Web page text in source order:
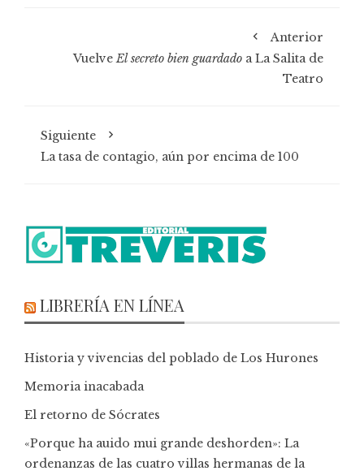
Anterior
VuelveEl secreto bien guardado a La Salita de
Teatro
Siguiente
La tasa de contagio, aún por encima de 100
LIBRERÍA EN LÍNEA
Historia y vivencias del poblado de Los Hurones
Memoria inacabada
El retorno de Sócrates
«Porque ha auido mui grande deshorden»: La
ordenanzas de las cuatro villas hermanas de la